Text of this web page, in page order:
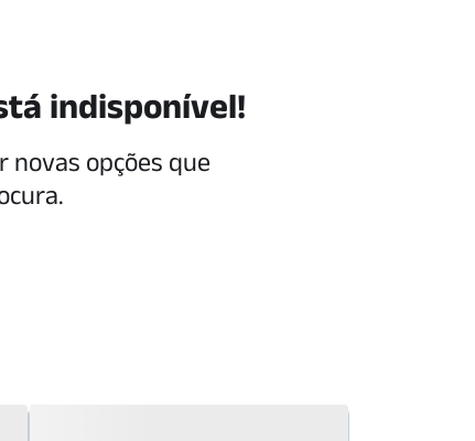
indisponível!
novas opções que